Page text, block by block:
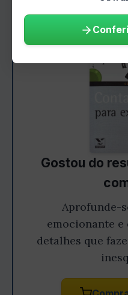
Gostou do
Aprofunde-
emocionante e
detalhes que